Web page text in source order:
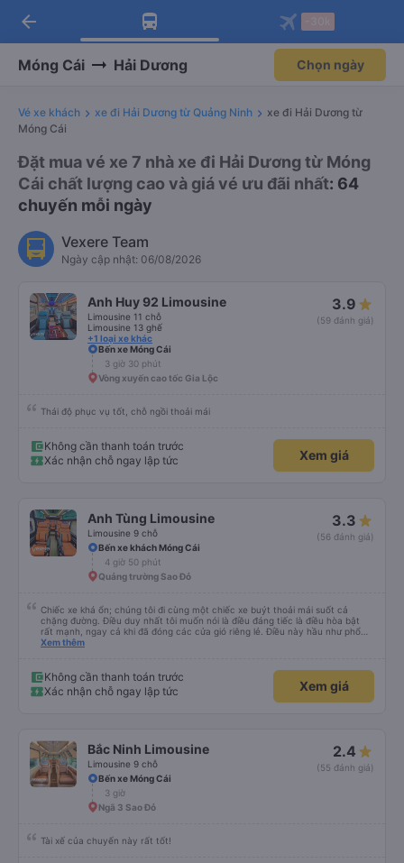
Tải app Vexere ngay!
Nhận ưu đãi thành viên độc
Mở app
Tải app Vexere
-30k/ghế khi đặt vé máy bay qua
Mở app
arrow_back
Móng Cái Hải Dương Chọn ngày
Vé xe khách xe đi Hải Dương từ Quảng Ninh
xe đi Hải Dương từ
Móng Cái
Đặt mua vé xe 7 nhà xe đi Hải Dương từ Móng
Cái chất lượng cao và giá vé ưu đãi nhất: 64
chuyến mỗi ngày
Vexere Team
Ngày cập nhật: 06/08/2026
Anh Huy 92 Limousine
Limousine 11 chỗ
Limousine 13 ghế
+1 loại xe khác
3.9
(59 đánh giá)
Bến xe Móng Cái
3 giờ 30 phút
Vòng xuyến cao tốc Gia Lộc
Thái độ phục vụ tốt, chỗ ngồi thoải mái
Không cần thanh toán trước
Xác nhận chỗ ngay lập tức
Xem giá
Anh Tùng Limousine
Limousine 9 chỗ
3.3
(56 đánh giá)
Bến xe khách Móng Cái
4 giờ 50 phút
Quảng trường Sao Đỏ
Chiếc xe khá ổn; chúng tôi đi cùng một chiếc xe buýt thoải mái suốt cả
chặng đường. Điều duy nhất tôi muốn nói là điều đáng tiếc là điều hòa bật
rất mạnh, ngay cả khi đã đóng các cửa gió riêng lẻ. Điều này hầu như phổ
biến ở châu Á. Vì vậy, hãy mang theo quần áo ấm hoặc thứ gì đó để che
Xem thêm
Không cần thanh toán trước
Xác nhận chỗ ngay lập tức
Xem giá
Bắc Ninh Limousine
Limousine 9 chỗ
2.4
(55 đánh giá)
Bến xe Móng Cái
3 giờ
Ngã 3 Sao Đỏ
Tài xế của chuyến này rất tốt!